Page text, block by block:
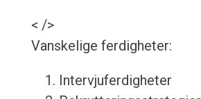
< />
Vanskelige ferdigheter:
Intervjuferdigheter